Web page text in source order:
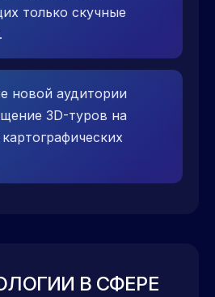
только скучные
новой аудитории
3D-туров на
В СФЕРЕ